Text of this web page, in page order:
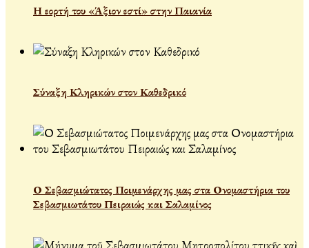
Η εορτή του «Άξιον εστί» στην Παιανία
Σύναξη Κληρικών στον Καθεδρικό
Ο Σεβασμιώτατος Ποιμενάρχης μας στα Ονομαστήρια του
Σεβασμιωτάτου Πειραιώς και Σαλαμίνος